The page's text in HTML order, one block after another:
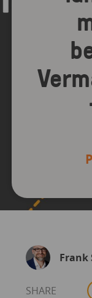
Frank
SHARE